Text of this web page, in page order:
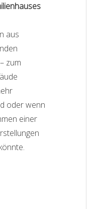
aus
zum
oder wenn
einer